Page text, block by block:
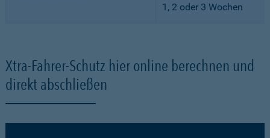
1, 2 oder 3 Wochen
Xtra-Fahrer-Schutz hier online berechnen und
direkt abschließen